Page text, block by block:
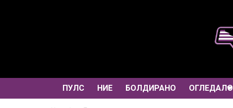
ПУЛС НИЕ БОЛДИРАНО ОГЛЕДАЛО